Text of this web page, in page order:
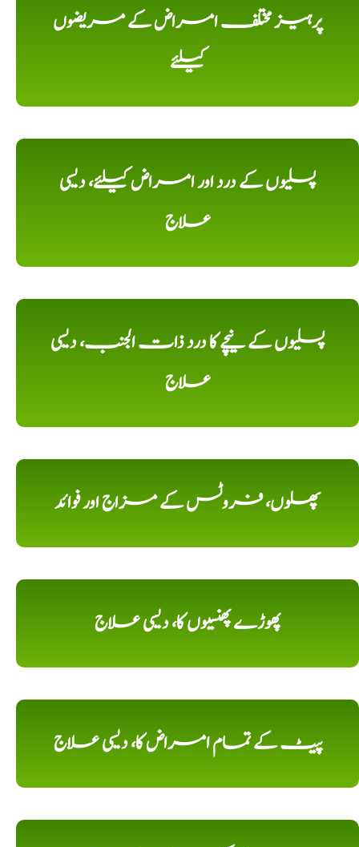
پرہیز مختلف امراض کے مریضوں
کیلئے
پسلیوں کے درد اور امراض کیلئے، دیسی
علاج
پسلیوں کے نیچے کا درد ذات الجنب، دیسی
علاج
پھلوں، فروٹس کے مزاج اور فوائد
پھوڑے پھنسیوں کا، دیسی علاج
پیٹ کے تمام امراض کا، دیسی علاج